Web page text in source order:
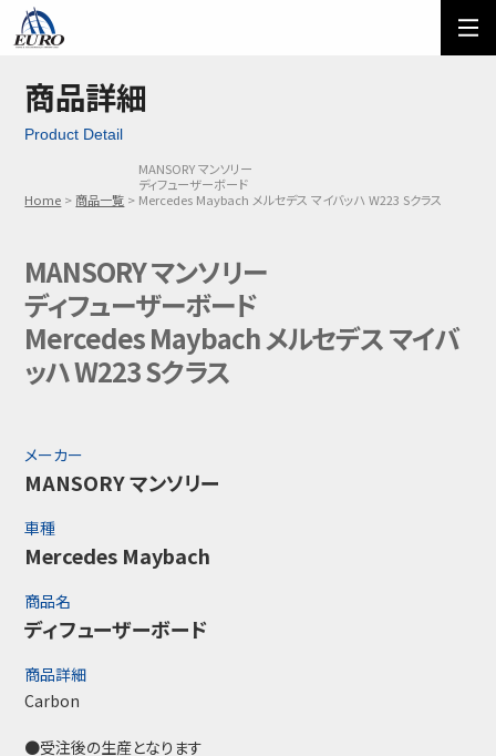
ご利用方法
メール問い合わせ
03-5674-7742
商品詳細
Product Detail
Home 商品一覧
MANSORY マンソリー
ディフューザーボード
Mercedes Maybach メルセデス マイバッハ W223 Sクラス
MANSORY マンソリー
ディフューザーボード
Mercedes Maybach メルセデス マイバ
ッハ W223 Sクラス
メーカー
MANSORY マンソリー
車種
Mercedes Maybach
商品名
ディフューザーボード
商品詳細
Carbon
●受注後の生産となります